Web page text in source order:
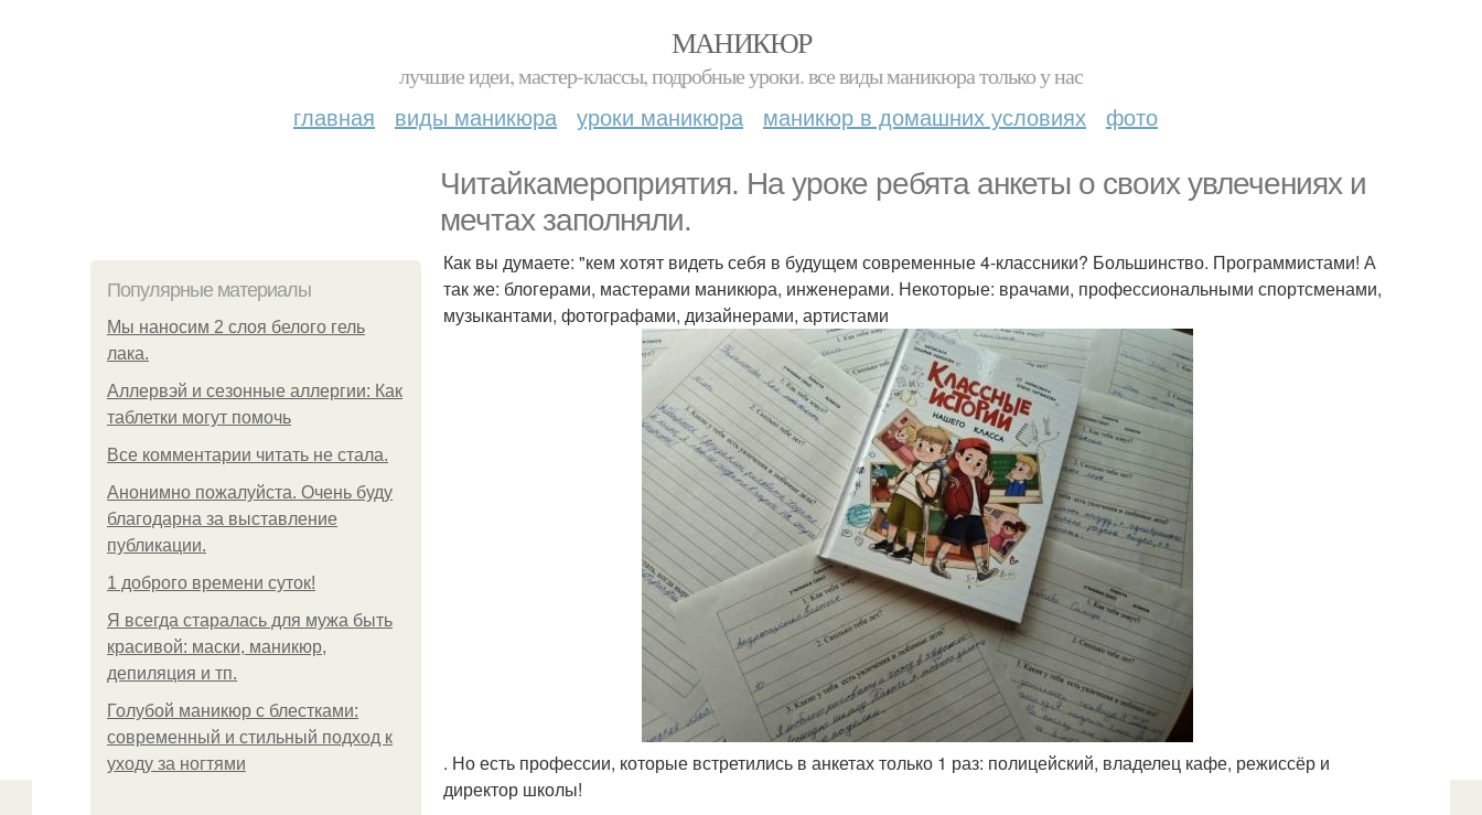
МАНИКЮР
лучшие идеи, мастер-классы, подробные уроки. все виды маникюра только у нас
главная виды маникюра уроки маникюра маникюр в домашних условиях фото
Читайкамероприятия. На уроке ребята анкеты о своих увлечениях и
мечтах заполняли.
Популярные материалы
Мы наносим 2 слоя белого гель
лака.
Аллервэй и сезонные аллергии: Как
таблетки могут помочь
Все комментарии читать не стала.
Анонимно пожалуйста. Очень буду
благодарна за выставление
публикации.
1 доброго времени суток!
Я всегда старалась для мужа быть
красивой: маски, маникюр,
депиляция и тп.
Голубой маникюр с блестками:
современный и стильный подход к
уходу за ногтями
Как вы думаете: "кем хотят видеть себя в будущем современные 4-классники? Большинство. Программистами! А
так же: блогерами, мастерами маникюра, инженерами. Некоторые: врачами, профессиональными спортсменами,
музыкантами, фотографами, дизайнерами, артистами
. Но есть профессии, которые встретились в анкетах только 1 раз: полицейский, владелец кафе, режиссёр и
директор школы!